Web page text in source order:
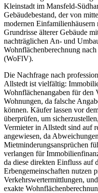
Kleinstadt im Mansfeld-
Gebäudebestand, der von
modernen
Grundrisse älterer Gebäude
nachträglichen An- und
Wohnflächenberechnung
(WoFlV).
Die Nachfrage nach
Allstedt ist vielfältig:
Wohnflächenangaben für den
Wohnungen, da falsche
können. Käufer lassen vor
überprüfen, um
Vermieter in Allstedt sind auf
angewiesen, da
Mietminderungsansprüchen
verlangen für
da diese direkten Einfluss auf
Erbengemeinschaften nutzen
Verkehrswertermittlungen,
exakte